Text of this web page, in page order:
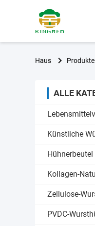
Haus Produkte
ALLE
Künstliche
Hühnerbeutel
Kollagen-
Zellulose-
PVDC-